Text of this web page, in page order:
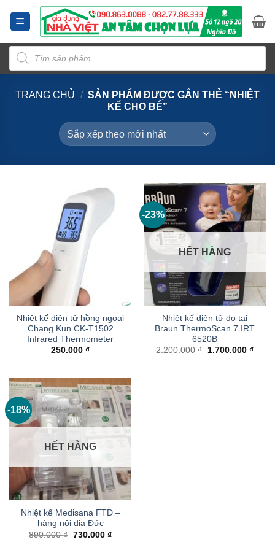
dung
Tìm
kiếm
sản
phẩm
TRANG CHỦ / SẢN PHẨM ĐƯỢC GẮN THẺ “NHIỆT
KẾ CHO BÉ”
Nhiệt kế điện tử hồng ngoại
Chang Kun CK-T1502
Infrared Thermometer
250.000 ₫
-23%
HẾT HÀNG
Nhiệt kế điện tử đo tai
Braun ThermoScan 7 IRT
6520B
2.200.000₫
Giá
1.700.000 ₫Giá
-18%
HẾT HÀNG
Nhiệt kế Medisana FTD –
hàng nội địa Đức
890.000₫ Giá
730.000 ₫Giá